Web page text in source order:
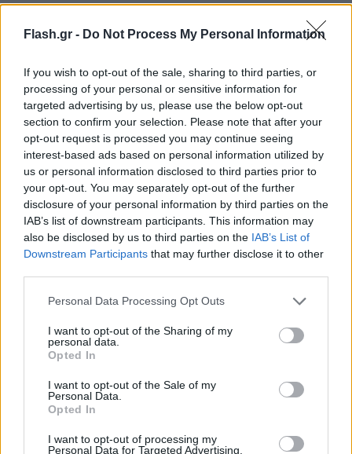
Flash.gr - Do Not Process My Personal Information
If you wish to opt-out of the sale, sharing to third parties, or
processing of your personal or sensitive information for
targeted advertising by us, please use the below opt-out
section to confirm your selection. Please note that after your
opt-out request is processed you may continue seeing
interest-based ads based on personal information utilized by
us or personal information disclosed to third parties prior to
your opt-out. You may separately opt-out of the further
disclosure of your personal information by third parties on the
IAB’s list of downstream participants. This information may
also be disclosed by us to third parties on the IAB’s List of
Downstream Participants that may further disclose it to other
Please note that this website/app uses one or more Google
not limited to your visit or usage behaviour. You may click to
grant or deny consent to Google and its third-party tags to
use your data for below specified purposes in below Google
consent section.
Personal Data Processing Opt Outs
I want to opt-out of the Sharing of my
personal data.
Opted In
I want to opt-out of the Sale of my
Personal Data.
Opted In
I want to opt-out of processing my
Personal Data for Targeted Advertising.
Δείτε τον χάρτη
Που έχουν καταγραφεί μέδουσες το 2022
Στον παρακάτω χάρτη, μπορεί να δείτε όλες τις
περιοχές που έχουν εντοπιστεί μέδουσες τη φετινή
χρονιά. Θυμίζουμε ότι τοinaturalist.org
καταγράφει την παρουσία των μεδουσών στις
Η πρόβλεψη για την εβδομάδα 25/7 με 31/7
Με τον καιρό που επικρατεί θα δούμε μια
διάσπαση των μεδουσών σε περισσότερα μέρη.